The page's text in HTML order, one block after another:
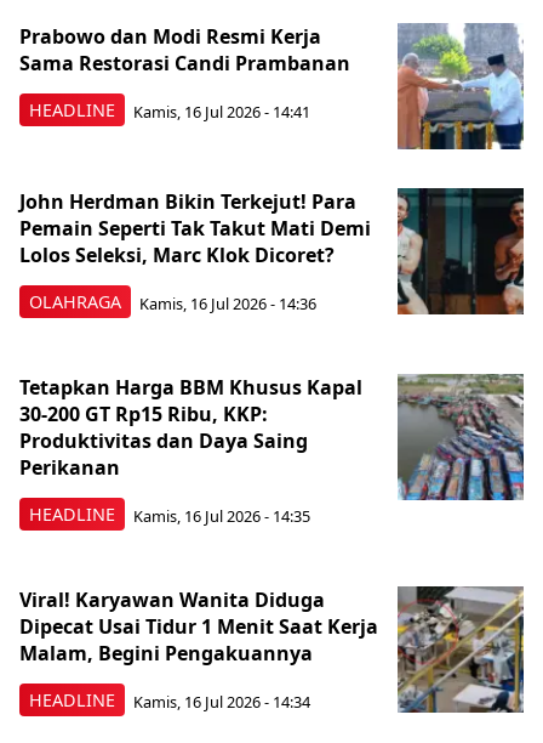
HEADLINE
Prabowo dan Modi Resmi Kerja
Sama Restorasi Candi Prambanan
Kamis, 16 Jul 2026 - 14:41
OLAHRAGA
John Herdman Bikin Terkejut! Para
Pemain Seperti Tak Takut Mati Demi
Lolos Seleksi, Marc Klok Dicoret?
Kamis, 16 Jul 2026 - 14:36
HEADLINE
Tetapkan Harga BBM Khusus Kapal
30-200 GT Rp15 Ribu, KKP:
Produktivitas dan Daya Saing
Perikanan
Kamis, 16 Jul 2026 - 14:35
HEADLINE
Viral! Karyawan Wanita Diduga
Dipecat Usai Tidur 1 Menit Saat Kerja
Malam, Begini Pengakuannya
Kamis, 16 Jul 2026 - 14:34